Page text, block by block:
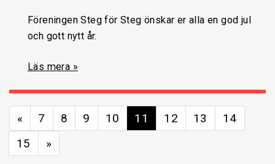
Föreningen Steg för Steg önskar er alla en god jul
och gott nytt år.
Läs mera »
« 7 8 9 10 11 12 13
14
15
»